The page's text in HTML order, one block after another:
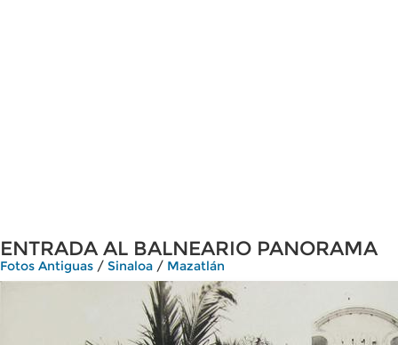
ENTRADA AL BALNEARIO PANORAMA
Fotos Antiguas / Sinaloa / Mazatlán